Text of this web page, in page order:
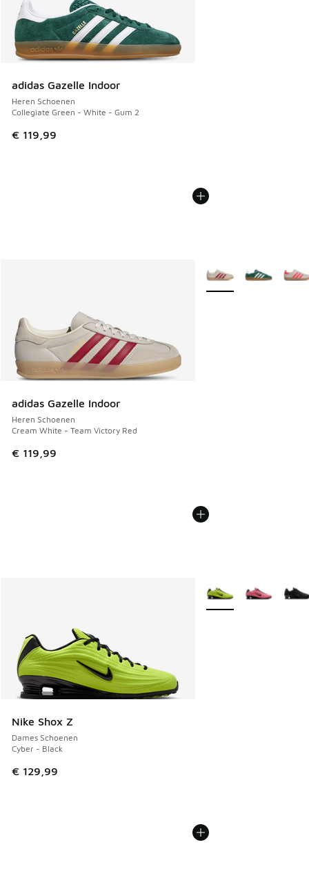
adidas Gazelle Indoor
Heren Schoenen
Collegiate Green - White - Gum 2
€ 119,99
adidas Gazelle Indoor
Heren Schoenen
Cream White - Team Victory Red
€ 119,99
Meer kleuren
Nike Shox Z
Dames Schoenen
Cyber - Black
€ 129,99
Meer kleuren